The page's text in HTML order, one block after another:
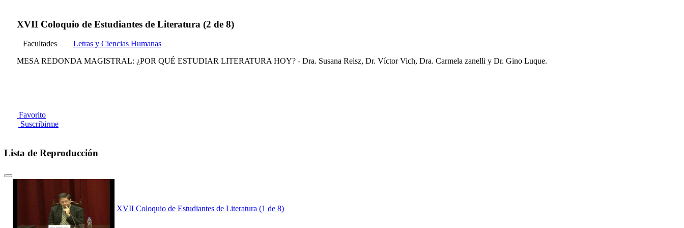
XVII Coloquio de Estudiantes de Literatura (2 de 8)
Facultades
Letras y Ciencias Humanas
MESA REDONDA MAGISTRAL: ¿POR QUÉ ESTUDIAR LITERATURA HOY? - Dra. Susana Reisz, Dr. Víctor Vich, Dra. Carmela zanelli y Dr. Gino Luque.
Favorito
Suscribirme
Lista de Reproducción
XVII Coloquio de Estudiantes de Literatura (1 de 8)